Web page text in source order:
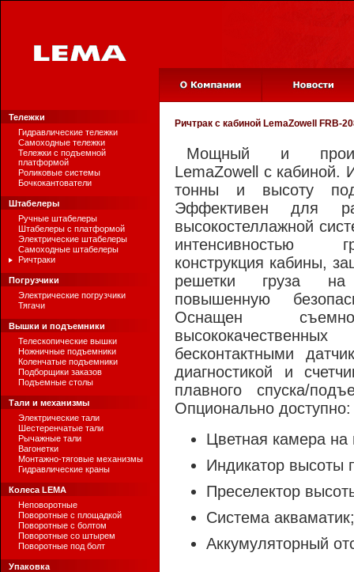
Тележки
Гидравлические тележки
Самоходные тележки
Тележки с подъемной
платформой
Роликовые системы
Бочкокантователи
Штабелеры
Ручные штабелеры
Штабелеры с платформой
Электрические штабелеры
Самоходные штабелеры
Ричтраки
Погрузчики
Электрические погрузчики
Тягачи
Вышки и подъемники
Телескопические вышки
Ножничные подъемники
Коленчатые подъемники
Подборщики заказов
Подъемные столы
Тали и механизмы
Электрические тали
Шестеренчатые тали
Рычажные тали
Вагонетки
Монтажно-тяговые механизмы
Гидравлические краны
Колеса LEMA
Неповоротные
Поворотные с площадкой
Поворотные с болтом
Поворотные со штырем
Поворотные под болт
Упаковка
Ричтрак с кабиной LemaZowell FRB-
Мощный и
LemaZowell с кабиной.
тонны и высоту
Эффективен для
высокостеллажной
интенсивностью
конструкция кабины,
решетки груза на
повышенную
Оснащен
бесконтактными
диагностикой и
плавного спуска/
Опционально доступно:
Цветная камера на
Индикатор высоты
Преселектор
Система акваматик;
Аккумуляторный